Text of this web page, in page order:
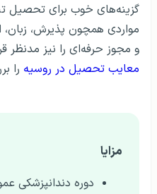
گزینه‌های خوب برای تحصیل
مواردی همچون پذیرش، زبان،
و مجوز حرفه‌ای را نیز مدنظر
معایب تحصیل در روسیه را
مزایا
دوره دندانپزشکی